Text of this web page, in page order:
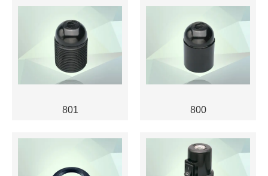
801 800